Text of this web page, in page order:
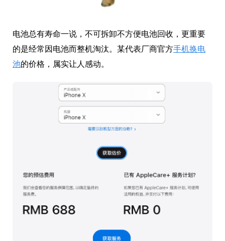
电池总有寿命一说，不可拆卸不方便电池回收，更重要
的是经常因电池而整机淘汰。某代表厂商官方手机换电
池的价格，属实让人感动。